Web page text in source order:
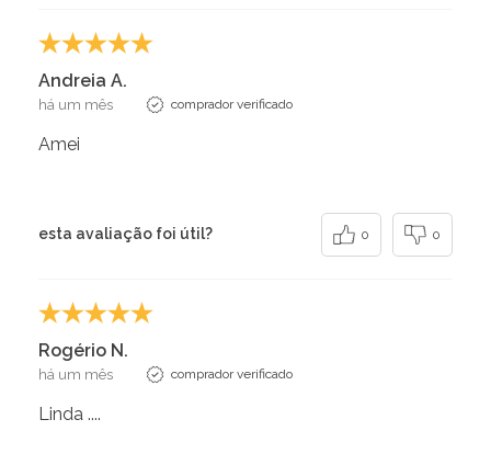
Andreia A.
há um mês comprador verificado
Amei
esta avaliação foi útil? 0 0
Rogério N.
há um mês comprador verificado
Linda ....